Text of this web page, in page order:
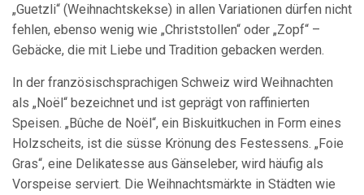
„Guetzli“ (Weihnachtskekse) in allen Variationen dürfen nicht
fehlen, ebenso wenig wie „Christstollen“ oder „Zopf“ –
Gebäcke, die mit Liebe und Tradition gebacken werden.
In der französischsprachigen Schweiz wird Weihnachten
als „Noël“ bezeichnet und ist geprägt von raffinierten
Speisen. „Bûche de Noël“, ein Biskuitkuchen in Form eines
Holzscheits, ist die süsse Krönung des Festessens. „Foie
Gras“, eine Delikatesse aus Gänseleber, wird häufig als
Vorspeise serviert. Die Weihnachtsmärkte in Städten wie